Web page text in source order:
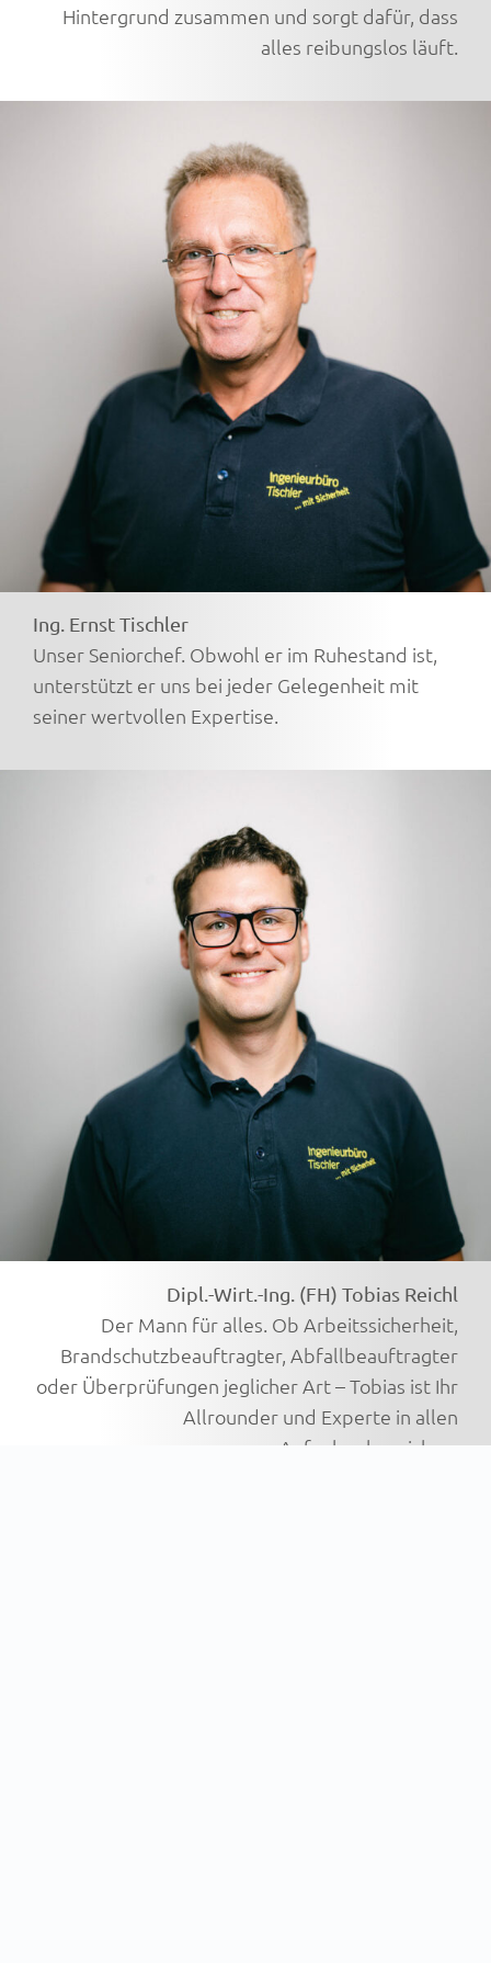
Hintergrund zusammen und sorgt dafür, dass
alles reibungslos läuft.
Ing. Ernst Tischler
Unser Seniorchef. Obwohl er im Ruhestand ist,
unterstützt er uns bei jeder Gelegenheit mit
seiner wertvollen Expertise.
Dipl.-Wirt.-Ing. (FH) Tobias Reichl
Der Mann für alles. Ob Arbeitssicherheit,
Brandschutzbeauftragter, Abfallbeauftragter
oder Überprüfungen jeglicher Art – Tobias ist Ihr
Allrounder und Experte in allen
Aufgabenbereichen.